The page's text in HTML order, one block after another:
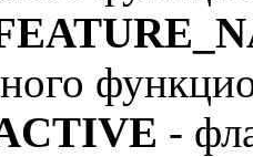
-